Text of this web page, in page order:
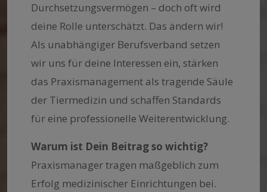
Durchsetzungsvermögen – doch oft wird
deine Rolle unterschätzt. Das ändern wir!
Als unabhängiger Berufsverband setzen
wir uns für deine Interessen ein, stärken
das Praxismanagement als tragende Säule
der Tiermedizin und schaffen Standards
für eine professionelle Weiterentwicklung.
Warum ist Dein Beitrag so wichtig?
Praxismanager tragen maßgeblich zum
Erfolg medizinischer Einrichtungen bei.